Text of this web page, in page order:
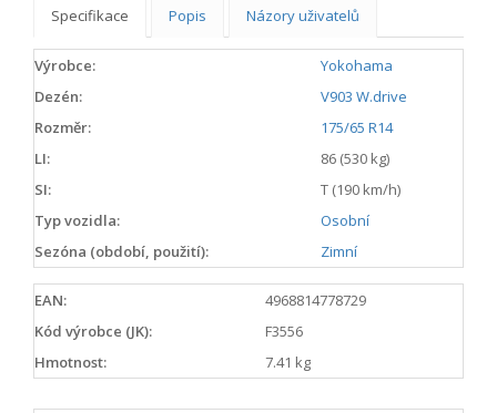
Specifikace Popis Názory uživatelů
Výrobce:
Yokohama
Dezén:
V903 W.drive
Rozměr:
175/65 R14
LI:
86 (530 kg)
SI:
T (190 km/h)
Typ vozidla:
Osobní
Sezóna (období, použití):
Zimní
EAN:
4968814778729
Kód výrobce (JK):
F3556
Hmotnost:
7.41 kg